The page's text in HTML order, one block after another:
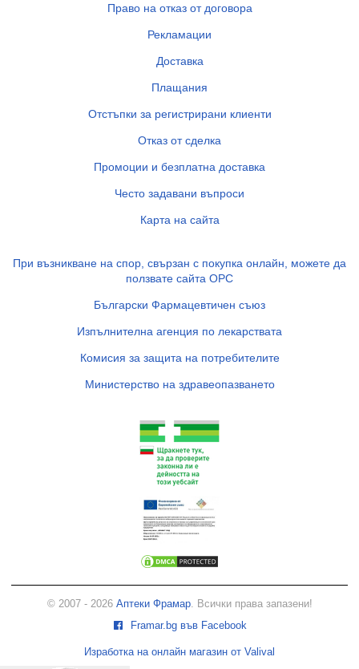
Право на отказ от договора
Рекламации
Доставка
Плащания
Отстъпки за регистрирани клиенти
Отказ от сделка
Промоции и безплатна доставка
Често задавани въпроси
Карта на сайта
При възникване на спор, свързан с покупка онлайн, можете да
ползвате сайта ОРС
Български Фармацевтичен съюз
Изпълнителна агенция по лекарствата
Комисия за защита на потребителите
Министерство на здравеопазването
© 2007 - 2026 Аптеки Фрамар. Всички права запазени!
Framar.bg във Facebook
Изработка на онлайн магазин от Valival